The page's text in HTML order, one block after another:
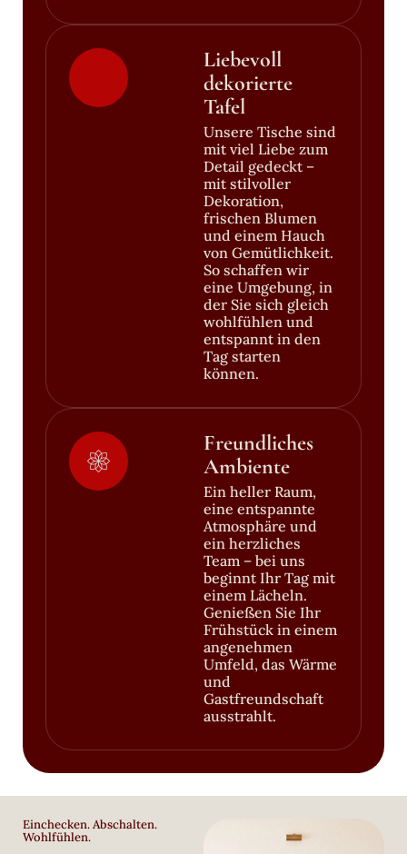
Liebevoll
dekorierte
Tafel
Unsere Tische sind
mit viel Liebe zum
Detail gedeckt –
mit stilvoller
Dekoration,
frischen Blumen
und einem Hauch
von Gemütlichkeit.
So schaffen wir
eine Umgebung, in
der Sie sich gleich
wohlfühlen und
entspannt in den
Tag starten
können.
Freundliches
Ambiente
Ein heller Raum,
eine entspannte
Atmosphäre und
ein herzliches
Team – bei uns
beginnt Ihr Tag mit
einem Lächeln.
Genießen Sie Ihr
Frühstück in einem
angenehmen
Umfeld, das Wärme
und
Gastfreundschaft
ausstrahlt.
Einchecken. Abschalten.
Wohlfühlen.